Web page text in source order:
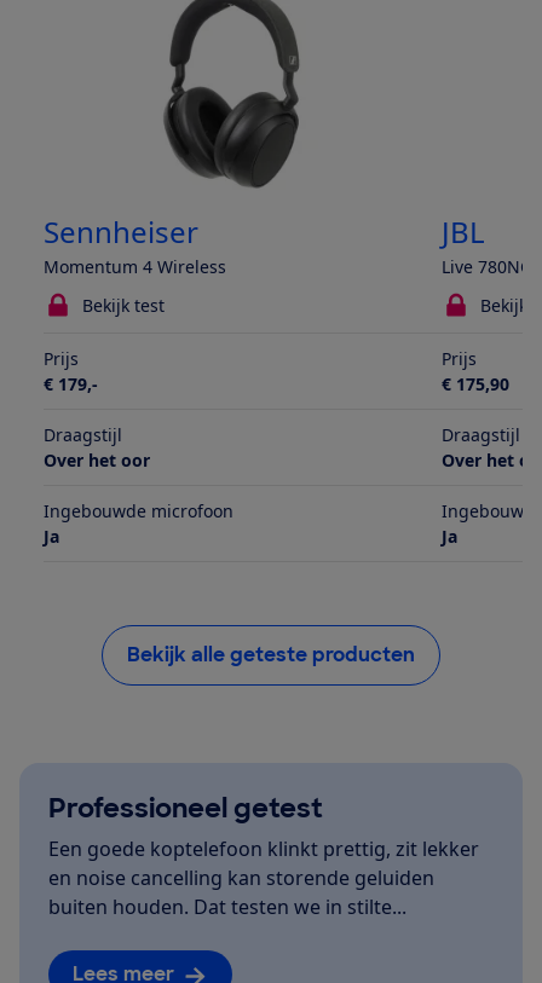
Sennheiser
Momentum 4 Wireless
JBL
Live 780NC
Bekijk test
Bekijk
Prijs
€ 179,-
Prijs
€ 175,90
Draagstijl
Over het oor
Draagstijl
Over het
Ingebouwde microfoon
Ja
Ja
Bekijk alle geteste producten
Professioneel getest
Een goede koptelefoon klinkt prettig, zit lekker
en noise cancelling kan storende geluiden
buiten houden. Dat testen we in stilte...
Lees meer